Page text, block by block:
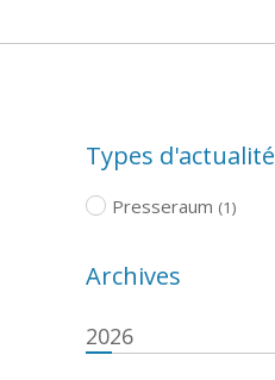
Types d'actualité
Presseraum (1)
Archives
2026